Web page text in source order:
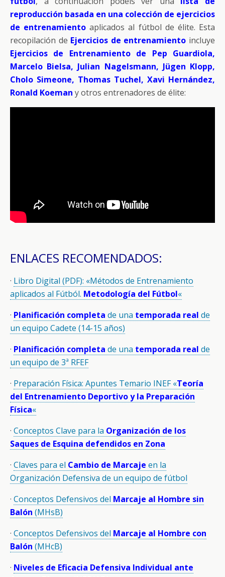
reproducción basada en una colección de ejercicios
de entrenamiento aplicados al fútbol de élite. Esta
recopilación de Ejercicios de entrenamiento incluye
Ejercicios de Entrenamiento de Pep Guardiola,
Marcelo Bielsa, Julian Nagelsmann, Jügen Klopp,
Cholo Simeone, Thomas Tuchel, Xavi Hernández,
Ronald Koeman y otros entrenadores de élite:
ENLACES RECOMENDADOS:
· Libro Digital (PDF): «Métodos de Entrenamiento
aplicados al Fútból. Metodología del Fútbol«
· Planificación completa de una temporada real de
un equipo Cadete (14-15 años)
· Planificación completa de una temporada real de
un equipo de 3ª RFEF
· Preparación Física: Apuntes Temario INEF «Teoría
del Entrenamiento Deportivo y la Preparación
Física«
· Conceptos Clave para la Organización de los
Saques de Esquina defendidos en Zona
· Claves para el Cambio de Marcaje en la
Organización Defensiva de un equipo de fútbol
· Conceptos Defensivos del Marcaje al Hombre sin
Balón (MHsB)
· Conceptos Defensivos del Marcaje al Hombre con
Balón (MHcB)
· Niveles de Eficacia Defensiva Individual ante